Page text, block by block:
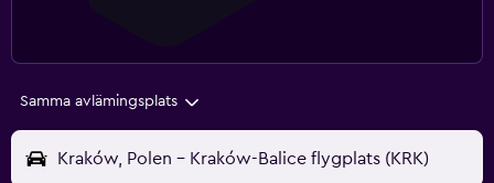
Samma avlämingsplats
Kraków, Polen - Kraków-Balice flygplats (KRK)